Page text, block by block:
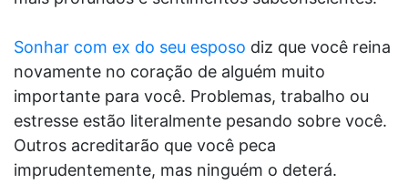
Sonhar com ex do seu esposo diz que você reina
novamente no coração de alguém muito
importante para você. Problemas, trabalho ou
estresse estão literalmente pesando sobre você.
Outros acreditarão que você peca
imprudentemente, mas ninguém o deterá.